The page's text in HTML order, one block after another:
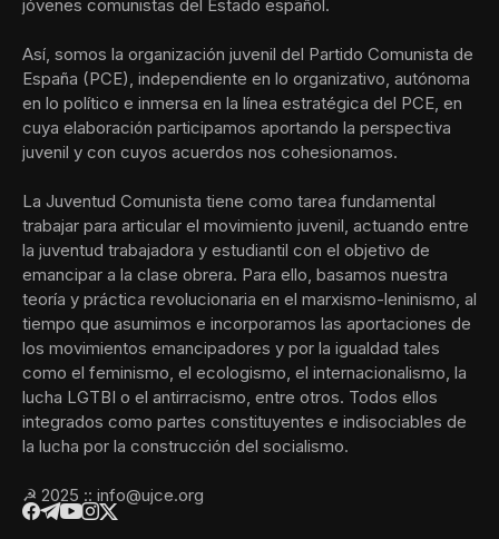
jóvenes comunistas del Estado español.
Así, somos la organización juvenil del Partido Comunista de
España (PCE), independiente en lo organizativo, autónoma
en lo político e inmersa en la línea estratégica del PCE, en
cuya elaboración participamos aportando la perspectiva
juvenil y con cuyos acuerdos nos cohesionamos.
La Juventud Comunista tiene como tarea fundamental
trabajar para articular el movimiento juvenil, actuando entre
la juventud trabajadora y estudiantil con el objetivo de
emancipar a la clase obrera. Para ello, basamos nuestra
teoría y práctica revolucionaria en el marxismo-leninismo, al
tiempo que asumimos e incorporamos las aportaciones de
los movimientos emancipadores y por la igualdad tales
como el feminismo, el ecologismo, el internacionalismo, la
lucha LGTBI o el antirracismo, entre otros. Todos ellos
integrados como partes constituyentes e indisociables de
la lucha por la construcción del socialismo.
☭ 2025 :: info@ujce.org